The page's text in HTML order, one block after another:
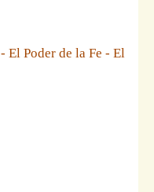
- El Poder de la Fe - El